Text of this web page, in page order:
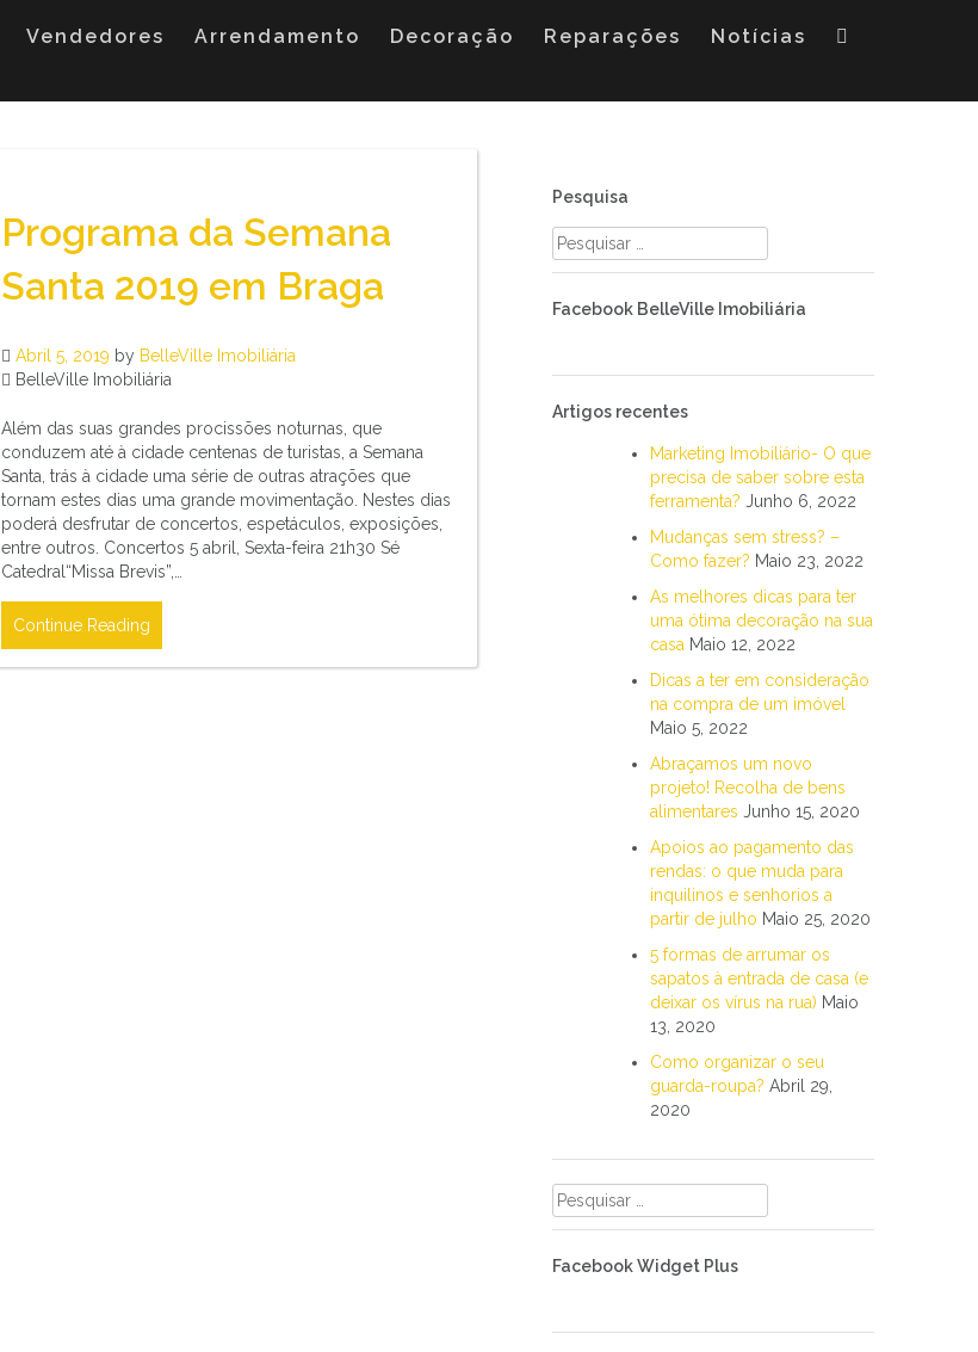
Vendedores Arrendamento Decoração Reparações Notícias
Programa da Semana
Santa 2019 em Braga
Abril 5, 2019 by BelleVille Imobiliária
BelleVille Imobiliária
Além das suas grandes procissões noturnas, que
conduzem até à cidade centenas de turistas, a Semana
Santa, trás à cidade uma série de outras atrações que
tornam estes dias uma grande movimentação. Nestes dias
poderá desfrutar de concertos, espetáculos, exposições,
entre outros. Concertos 5 abril, Sexta-feira 21h30 Sé
Catedral“Missa Brevis”,…
Continue Reading
Pesquisa
Pesquisar
por:
Facebook BelleVille Imobiliária
Artigos recentes
Marketing Imobiliário- O que
precisa de saber sobre esta
ferramenta? Junho 6, 2022
Mudanças sem stress? –
Como fazer? Maio 23, 2022
As melhores dicas para ter
uma ótima decoração na sua
casa Maio 12, 2022
Dicas a ter em consideração
na compra de um imóvel
Maio 5, 2022
Abraçamos um novo
projeto! Recolha de bens
alimentares Junho 15, 2020
Apoios ao pagamento das
rendas: o que muda para
inquilinos e senhorios a
partir de julho Maio 25, 2020
5 formas de arrumar os
sapatos à entrada de casa (e
deixar os vírus na rua) Maio
13, 2020
Como organizar o seu
guarda-roupa? Abril 29,
2020
Pesquisar
por:
Facebook Widget Plus